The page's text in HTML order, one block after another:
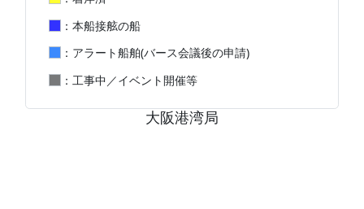
： 本船接舷の船
： アラート船舶(バース会議後の申請)
： 工事中／イベント開催等
大阪港湾局